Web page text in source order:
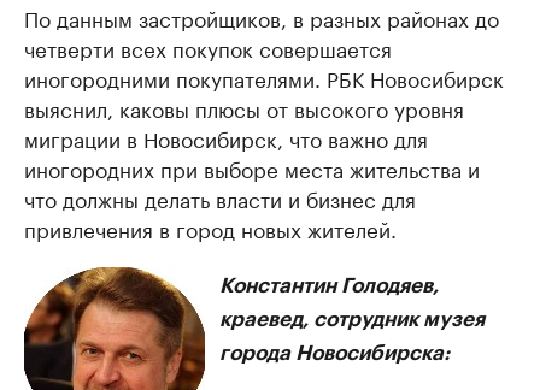
По данным застройщиков, в разных районах до
четверти всех покупок совершается
иногородними покупателями. РБК Новосибирск
выяснил, каковы плюсы от высокого уровня
миграции в Новосибирск, что важно для
иногородних при выборе места жительства и
что должны делать власти и бизнес для
привлечения в город новых жителей.
Константин Голодяев,
краевед, сотрудник музея
города Новосибирска: